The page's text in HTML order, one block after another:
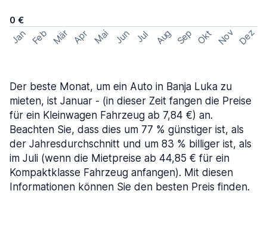
0 €
Jan Feb Mär Apr Mai Jun Jul Aug Sep Okt Nov Dez
Der beste Monat, um ein Auto in Banja Luka zu
mieten, ist Januar - (in dieser Zeit fangen die Preise
für ein Kleinwagen Fahrzeug ab 7,84 €) an.
Beachten Sie, dass dies um 77 % günstiger ist, als
der Jahresdurchschnitt und um 83 % billiger ist, als
im Juli (wenn die Mietpreise ab 44,85 € für ein
Kompaktklasse Fahrzeug anfangen). Mit diesen
Informationen können Sie den besten Preis finden.